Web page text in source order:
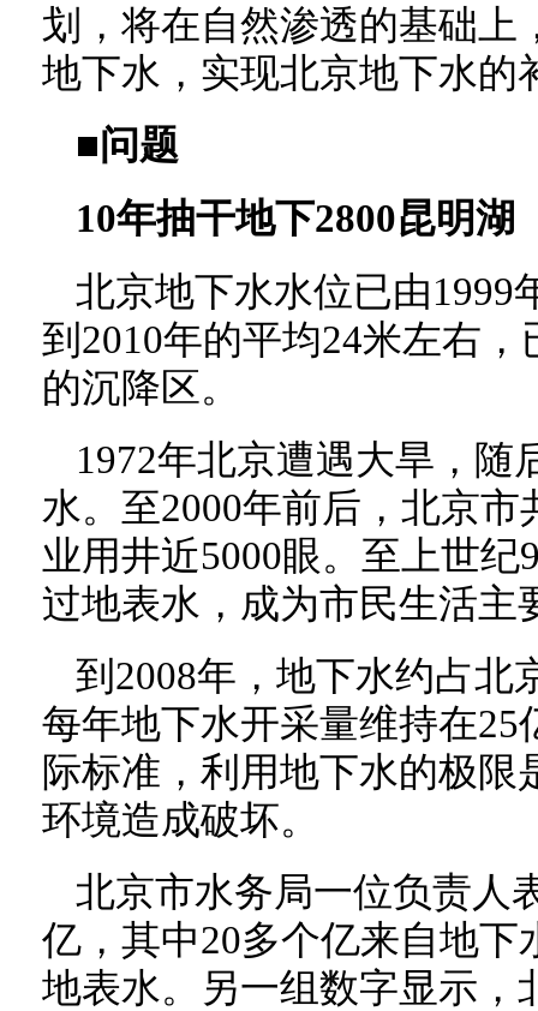
划，将在自然渗透的基础上
地下水，实现北京地下水的
■问题
10年抽干地下2800昆明湖
北京地下水水位已由1999
到2010年的平均24米左右
的沉降区。
1972年北京遭遇大旱，随
水。至2000年前后，北京
业用井近5000眼。至上世
过地表水，成为市民生活主
到2008年，地下水约占北
每年地下水开采量维持在
际标准，利用地下水的极限
环境造成破坏。
北京市水务局一位负责人
亿，其中20多个亿来自地下
地表水。另一组数字显示，